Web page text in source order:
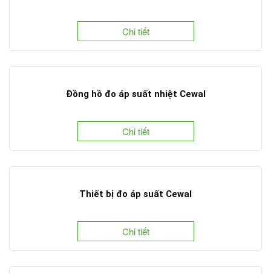
Chi tiết
Đồng hồ đo áp suất nhiệt Cewal
Chi tiết
Thiết bị đo áp suất Cewal
Chi tiết